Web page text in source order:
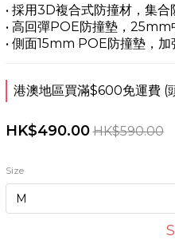
• 採用3D複合式防撞材，集
• 高回彈POE防撞墊，
• 側面15mm POE防撞墊，加
港澳地區買滿$600免運費
HK$490.00 HK$590.00
Size